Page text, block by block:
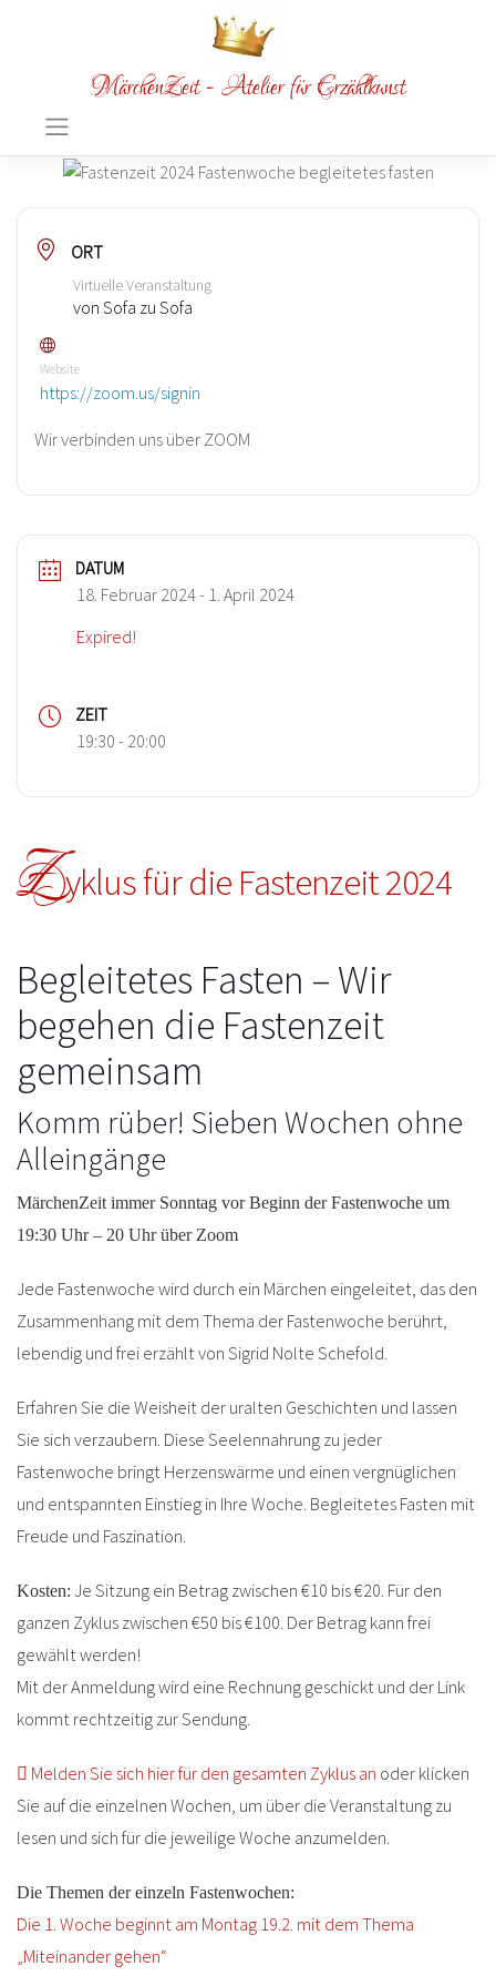
MärchenZeit - Atelier für Erzählkunst
ORT
Virtuelle Veranstaltung
von Sofa zu Sofa
Website
https://zoom.us/signin
Wir verbinden uns über ZOOM
DATUM
18. Februar 2024- 1. April 2024
Expired!
ZEIT
19:30 - 20:00
Zyklus für die Fastenzeit 2024
Begleitetes Fasten – Wir
begehen die Fastenzeit
gemeinsam
Komm rüber! Sieben Wochen ohne
Alleingänge
MärchenZeit immer Sonntag vor Beginn der Fastenwoche um
19:30 Uhr – 20 Uhr über Zoom
Jede Fastenwoche wird durch ein Märchen eingeleitet, das den
Zusammenhang mit dem Thema der Fastenwoche berührt,
lebendig und frei erzählt von Sigrid Nolte Schefold.
Erfahren Sie die Weisheit der uralten Geschichten und lassen
Sie sich verzaubern. Diese Seelennahrung zu jeder
Fastenwoche bringt Herzenswärme und einen vergnüglichen
und entspannten Einstieg in Ihre Woche. Begleitetes Fasten mit
Freude und Faszination.
Kosten: Je Sitzung ein Betrag zwischen €10 bis €20. Für den
ganzen Zyklus zwischen €50 bis €100. Der Betrag kann frei
gewählt werden!
Mit der Anmeldung wird eine Rechnung geschickt und der Link
kommt rechtzeitig zur Sendung.
Melden Sie sich hier für den gesamten Zyklus an oder klicken
Sie auf die einzelnen Wochen, um über die Veranstaltung zu
lesen und sich für die jeweilige Woche anzumelden.
Die Themen der einzeln Fastenwochen:
Die 1. Woche beginnt am Montag 19.2. mit dem Thema
„Miteinander gehen“